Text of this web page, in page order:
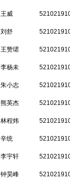
王威
刘舒
王赞珺
李杨未
朱小志
熊英杰
林程炜
辛统
李宇轩
钟昊峰